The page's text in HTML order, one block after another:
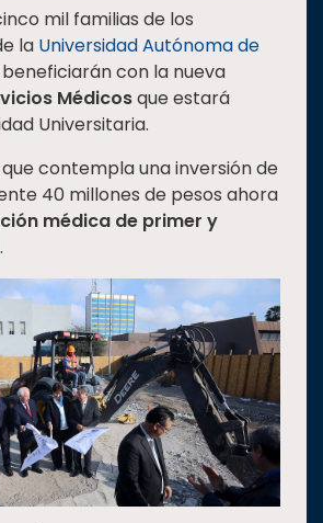
mil familias de los
la Universidad Autónoma de
con la nueva
Médicosque estará
Universitaria.
contempla una inversión de
40 millones de pesos ahora
médica de primer y
.